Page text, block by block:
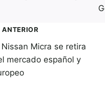
ANTERIOR
Nissan Micra se retira
mercado español y